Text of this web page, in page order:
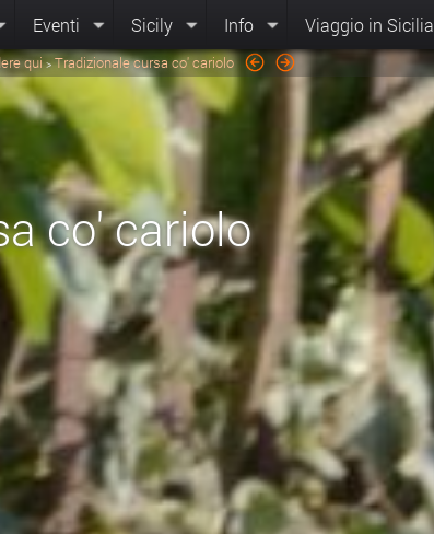
Eventi Sicily Info Viaggio in Sicilia
qui > Tradizionale cursa co' cariolo
co' cariolo